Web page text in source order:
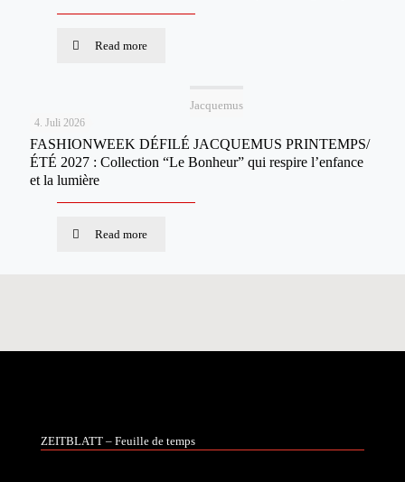
Read more
Jacquemus
4. Juli 2026
FASHIONWEEK DÉFILÉ JACQUEMUS PRINTEMPS/
ÉTÉ 2027 : Collection “Le Bonheur” qui respire l’enfance
et la lumière
Read more
ZEITBLATT – Feuille de temps